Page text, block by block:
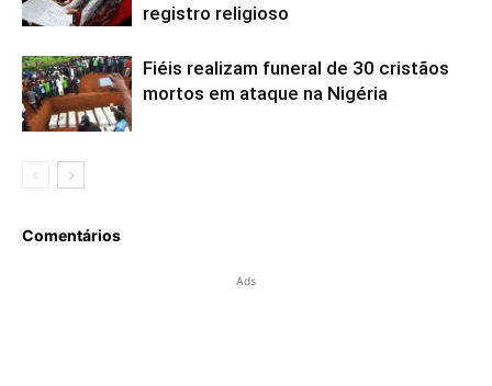
registro religioso
Fiéis realizam funeral de 30 cristãos
mortos em ataque na Nigéria
Comentários
Ads